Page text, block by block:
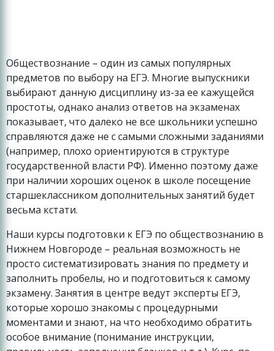
Обществознание – один из самых популярных
предметов по выбору на ЕГЭ. Многие выпускники
выбирают данную дисциплину из-за ее кажущейся
простоты, однако анализ ответов на экзаменах
показывает, что далеко не все школьники успешно
справляются даже не с самыми сложными заданиями
(например, плохо ориентируются в структуре
государственной власти РФ). Именно поэтому даже
при наличии хороших оценок в школе посещение
старшеклассником дополнительных занятий будет
весьма кстати.
Наши курсы подготовки к ЕГЭ по обществознанию в
Нижнем Новгороде – реальная возможность не
просто систематизировать знания по предмету и
заполнить пробелы, но и подготовиться к самому
экзамену. Занятия в центре ведут эксперты ЕГЭ,
которые хорошо знакомы с процедурными
моментами и знают, на что необходимо обратить
особое внимание (понимание инструкции,